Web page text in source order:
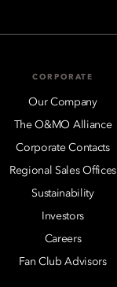
CORPORATE
Our Company
The O&MO Alliance
Corporate Contacts
Regional Sales Offices
Sustainability
Investors
Careers
Fan Club Advisors